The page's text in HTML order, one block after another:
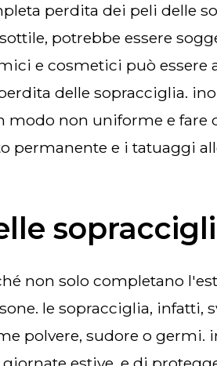
perdita dei peli delle
potrebbe essere
e cosmetici può essere
delle sopracciglia.
modo non uniforme e fare
permanente e i tatuaggi
le sopracciglia,
polvere, sudore o